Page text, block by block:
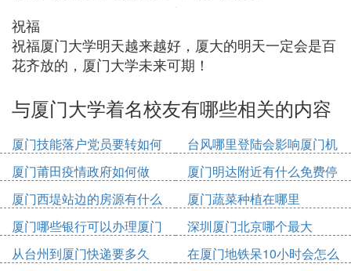
祝福
祝福厦门大学明天越来越好，厦大的明天一定会是百
花齐放的，厦门大学未来可期！
与厦门大学着名校友有哪些相关的内容
厦门技能落户党员要转如何
办理
台风哪里登陆会影响厦门机
场
厦门莆田疫情政府如何做
厦门明达附近有什么免费停
车位
厦门西堤站边的房源有什么
厦门蔬菜种植在哪里
厦门哪些银行可以办理厦门
市民卡
深圳厦门北京哪个最大
从台州到厦门快递要多久
在厦门地铁呆10小时会怎么